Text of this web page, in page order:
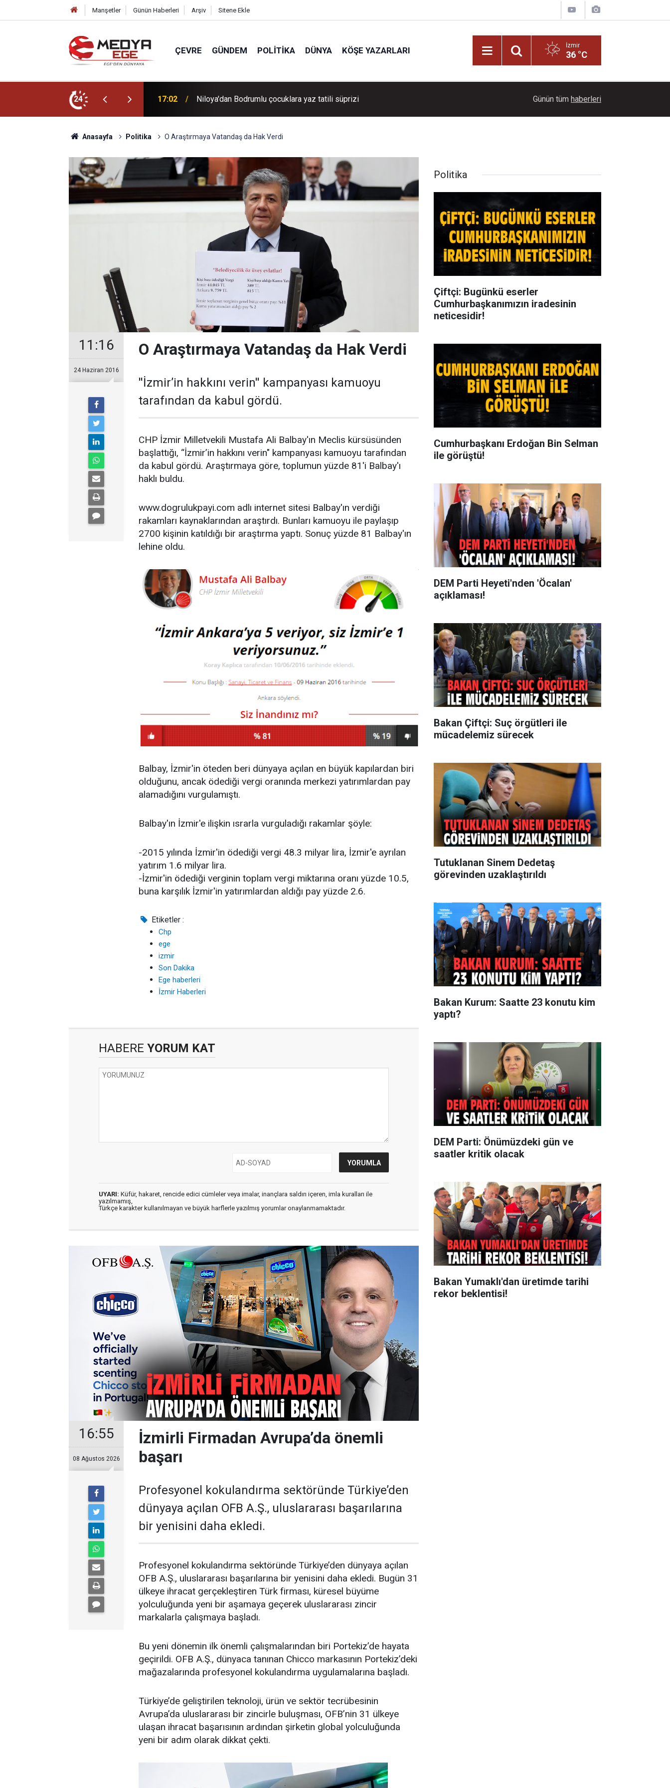
Manşetler Günün Haberleri Arşiv Sitene Ekle
ÇEVRE GÜNDEM POLITIKA DÜNYA KÖŞE YAZARLARI İzmir
36 °C
24 16:55 İzmirli Firmadan Avrupa’da önemli başarı Babasını ziyarete giderken kazada hayatını
Günün tüm haberleri
Anasayfa Politika O Araştırmaya Vatandaş da Hak Verdi
11:16
24 Haziran 2016
O Araştırmaya Vatandaş da Hak Verdi
''İzmir’in hakkını verin'' kampanyası kamuoyu
tarafından da kabul gördü.
CHP İzmir Milletvekili Mustafa Ali Balbay'ın Meclis kürsüsünden
başlattığı, “İzmir’in hakkını verin" kampanyası kamuoyu tarafından
da kabul gördü. Araştırmaya göre, toplumun yüzde 81'i Balbay'ı
haklı buldu.
www.dogrulukpayi.com adlı internet sitesi Balbay'ın verdiği
rakamları kaynaklarından araştırdı. Bunları kamuoyu ile paylaşıp
2700 kişinin katıldığı bir araştırma yaptı. Sonuç yüzde 81 Balbay'ın
lehine oldu.
Balbay, İzmir'in öteden beri dünyaya açılan en büyük kapılardan biri
olduğunu, ancak ödediği vergi oranında merkezi yatırımlardan pay
alamadığını vurgulamıştı.
Balbay'ın İzmir'e ilişkin ısrarla vurguladığı rakamlar şöyle:
-2015 yılında İzmir'in ödediği vergi 48.3 milyar lira, İzmir'e ayrılan
yatırım 1.6 milyar lira.
-İzmir'in ödediği verginin toplam vergi miktarına oranı yüzde 10.5,
buna karşılık İzmir'in yatırımlardan aldığı pay yüzde 2.6.
Etiketler :
Chp
ege
izmir
Son Dakika
Ege haberleri
İzmir Haberleri
HABERE YORUM KAT
UYARI: Küfür, hakaret, rencide edici cümleler veya imalar, inançlara saldırı içeren, imla kuralları ile
yazılmamış,
Türkçe karakter kullanılmayan ve büyük harflerle yazılmış yorumlar onaylanmamaktadır.
16:55
08 Ağustos 2026
İzmirli Firmadan Avrupa’da önemli
başarı
Profesyonel kokulandırma sektöründe Türkiye’den
dünyaya açılan OFB A.Ş., uluslararası başarılarına
bir yenisini daha ekledi.
Profesyonel kokulandırma sektöründe Türkiye’den dünyaya açılan
OFB A.Ş., uluslararası başarılarına bir yenisini daha ekledi. Bugün 31
ülkeye ihracat gerçekleştiren Türk firması, küresel büyüme
yolculuğunda yeni bir aşamaya geçerek uluslararası zincir
markalarla çalışmaya başladı.
Bu yeni dönemin ilk önemli çalışmalarından biri Portekiz’de hayata
geçirildi. OFB A.Ş., dünyaca tanınan Chicco markasının Portekiz’deki
mağazalarında profesyonel kokulandırma uygulamalarına başladı.
Türkiye’de geliştirilen teknoloji, ürün ve sektör tecrübesinin
Avrupa’da uluslararası bir zincirle buluşması, OFB’nin 31 ülkeye
ulaşan ihracat başarısının ardından şirketin global yolculuğunda
yeni bir adım olarak dikkat çekti.
Politika
Çiftçi: Bugünkü eserler
Cumhurbaşkanımızın iradesinin
neticesidir!
Cumhurbaşkanı Erdoğan Bin Selman
ile görüştü!
DEM Parti Heyeti'nden 'Öcalan'
açıklaması!
Bakan Çiftçi: Suç örgütleri ile
mücadelemiz sürecek
Tutuklanan Sinem Dedetaş
görevinden uzaklaştırıldı
Bakan Kurum: Saatte 23 konutu kim
yaptı?
DEM Parti: Önümüzdeki gün ve
saatler kritik olacak
Bakan Yumaklı'dan üretimde tarihi
rekor beklentisi!